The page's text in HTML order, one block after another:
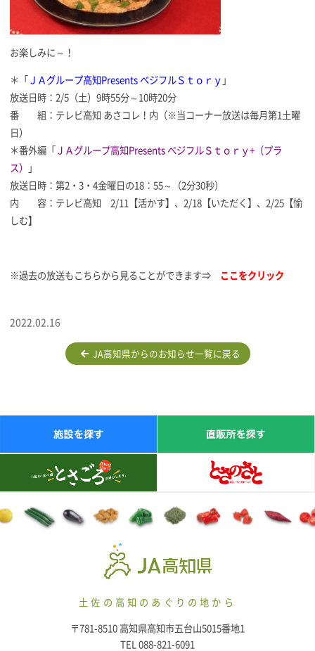
お楽しみに～！
＊「 ＪＡグループ高知Presents ベジフルＳｔｏｒｙ 」
放送日時：2/5（土）9時55分～10時20分
番 組：テレビ高知 あさコレ！内（※当コーナー放送は毎月第1土曜
日）
＊番外編「 ＪＡグループ高知Presents ベジフルＳｔｏｒｙ+（プラ
ス）
」
放送日時：第2・3・4金曜日の18：55～（2分30秒）
内 容：テレビ高知 2/11【活かす】、2/18【いただく】、2/25【愉
しむ】
※過去の放送もこちらから見ることができます⇒ ここをクリック
2022.02.16
JA高知県からのお知らせ一覧に戻る
土佐の高知のあぐりの地から
〒781-8510 高知県高知市五台山5015番地1
TEL 088-821-6091